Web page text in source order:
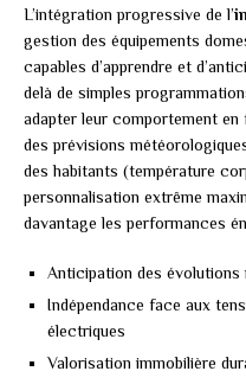
L’intégration progressive de l’
gestion des équipements
capables d’apprendre et
delà de simples
adapter leur comportement
des prévisions
des habitants (température
personnalisation extrême
davantage les performances
Anticipation des
Indépendance face aux
électriques
Valorisation immobilière